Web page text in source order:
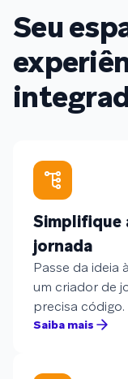
Seu
Simplifique
jornada
Passe da ideia
um criador de
precisa código.
Saiba mais